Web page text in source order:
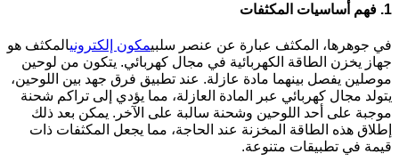
1. فهم أساسيات المكثفات
في جوهرها، المكثف عبارة عن عنصر سلبيمكون إلكترونيالمكثف هو
جهاز يخزن الطاقة الكهربائية في مجال كهربائي. يتكون من لوحين
موصلين يفصل بينهما مادة عازلة. عند تطبيق فرق جهد بين اللوحين،
يتولد مجال كهربائي عبر المادة العازلة، مما يؤدي إلى تراكم شحنة
موجبة على أحد اللوحين وشحنة سالبة على الآخر. يمكن بعد ذلك
إطلاق هذه الطاقة المخزنة عند الحاجة، مما يجعل المكثفات ذات
قيمة في تطبيقات متنوعة.